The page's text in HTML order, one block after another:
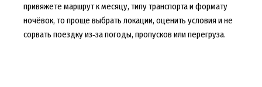
привяжете маршрут к месяцу, типу транспорта и формату
ночёвок, то проще выбрать локации, оценить условия и не
сорвать поездку из‑за погоды, пропусков или перегруза.